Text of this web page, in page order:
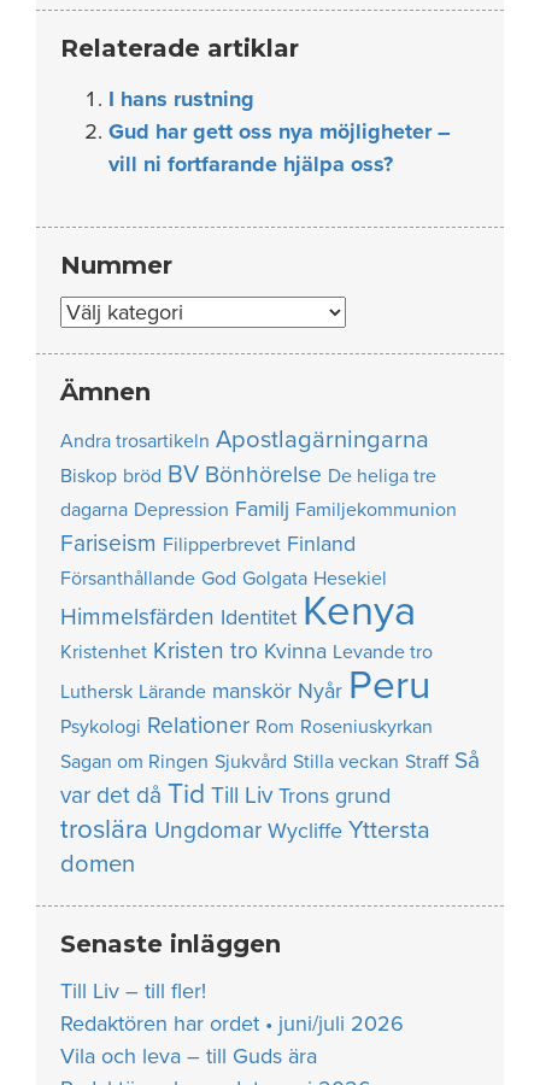
Relaterade artiklar
I hans rustning
Gud har gett oss nya möjligheter –
vill ni fortfarande hjälpa oss?
Nummer
Nummer
Ämnen
Andra trosartikeln Apostlagärningarna
Biskop bröd BV Bönhörelse De heliga tre
dagarna Depression Familj Familjekommunion
Fariseism Filipperbrevet Finland
Försanthållande God Golgata Hesekiel
Himmelsfärden Identitet Kenya
Kristenhet Kristen tro Kvinna Levande tro
Luthersk Lärande manskör Nyår Peru
Psykologi Relationer Rom Roseniuskyrkan
Sagan om Ringen Sjukvård Stilla veckan Straff Så
var det då Tid Till Liv Trons grund
troslära Ungdomar Wycliffe Yttersta
domen
Senaste inläggen
Till Liv – till fler!
Redaktören har ordet • juni/juli 2026
Vila och leva – till Guds ära